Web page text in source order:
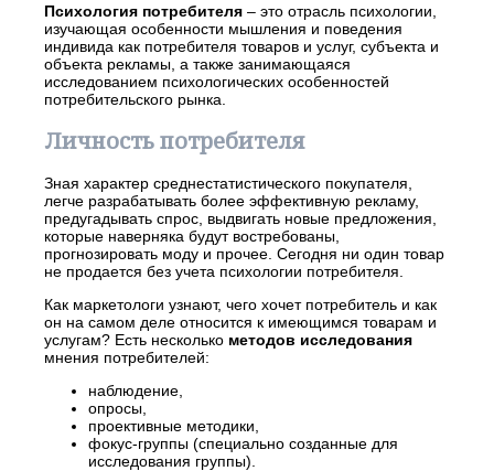
Психология потребителя – это отрасль психологии,
изучающая особенности мышления и поведения
индивида как потребителя товаров и услуг, субъекта и
объекта рекламы, а также занимающаяся
исследованием психологических особенностей
потребительского рынка.
Личность потребителя
Зная характер среднестатистического покупателя,
легче разрабатывать более эффективную рекламу,
предугадывать спрос, выдвигать новые предложения,
которые наверняка будут востребованы,
прогнозировать моду и прочее. Сегодня ни один товар
не продается без учета психологии потребителя.
Как маркетологи узнают, чего хочет потребитель и как
он на самом деле относится к имеющимся товарам и
услугам? Есть несколько методов исследования
мнения потребителей:
наблюдение,
опросы,
проективные методики,
фокус-группы (специально созданные для
исследования группы).